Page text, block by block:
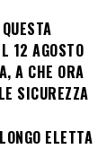
12 AGOSTO
A CHE ORA
SICUREZZA
ELETTA